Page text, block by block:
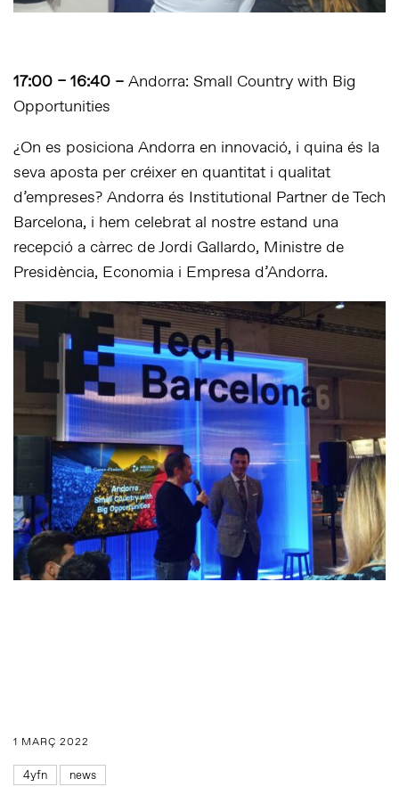
17:00 – 16:40 – Andorra: Small Country with Big
Opportunities
¿On es posiciona Andorra en innovació, i quina és la
seva aposta per créixer en quantitat i qualitat
d’empreses? Andorra és Institutional Partner de Tech
Barcelona, i hem celebrat al nostre estand una
recepció a càrrec de Jordi Gallardo, Ministre de
Presidència, Economia i Empresa d’Andorra.
1 MARÇ 2022
4yfn news